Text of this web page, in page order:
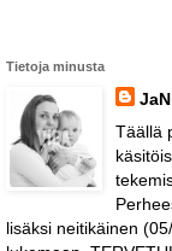
Tietoja minusta
Täällä
lisäksi neitikäinen